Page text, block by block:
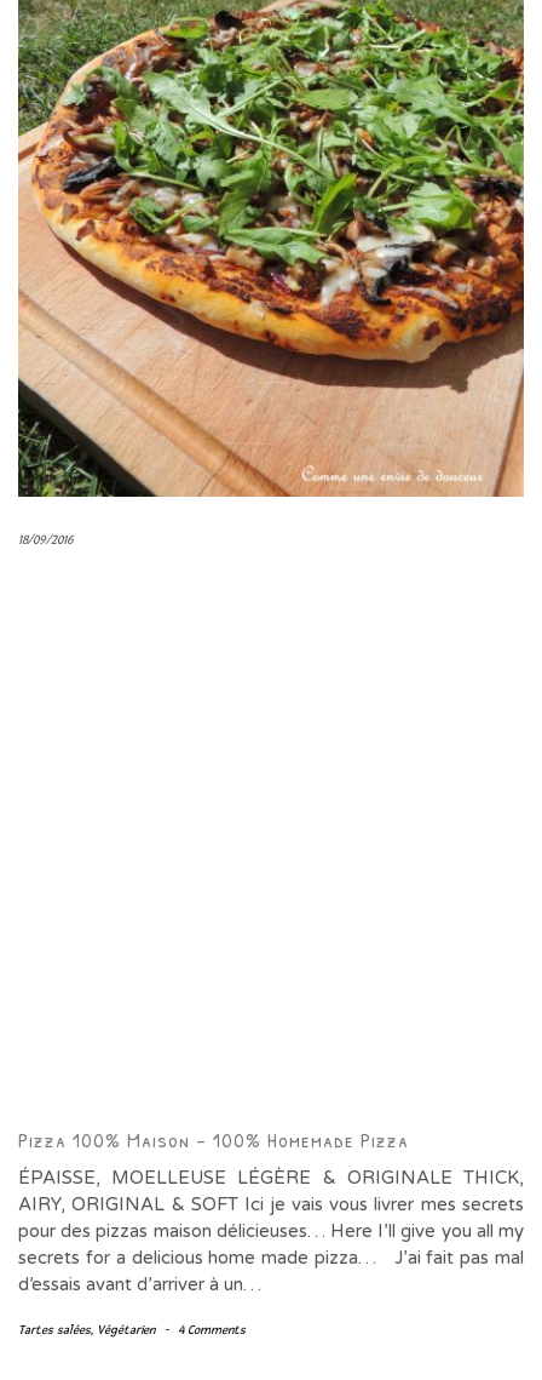
18/09/2016
Pizza 100% Maison – 100% Homemade Pizza
ÉPAISSE, MOELLEUSE LÉGÈRE & ORIGINALE THICK,
AIRY, ORIGINAL & SOFT Ici je vais vous livrer mes secrets
pour des pizzas maison délicieuses… Here I’ll give you all my
secrets for a delicious home made pizza… J’ai fait pas mal
d’essais avant d’arriver à un…
Tartes salées, Végétarien - 4 Comments